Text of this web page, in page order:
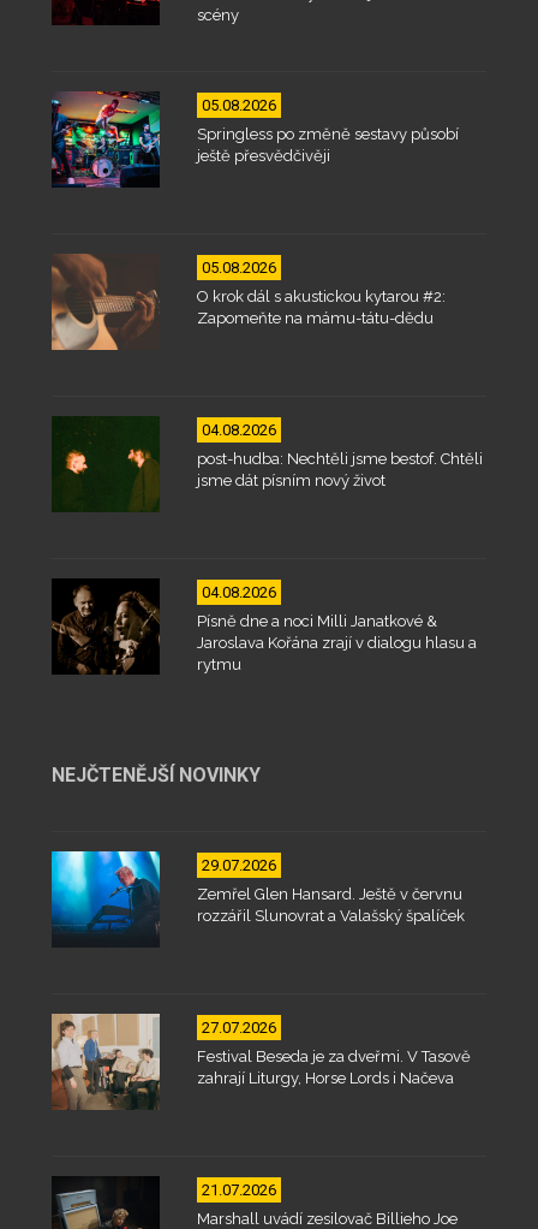
scény
05.08.2026
Springless po změně sestavy působí
ještě přesvědčivěji
05.08.2026
O krok dál s akustickou kytarou #2:
Zapomeňte na mámu-tátu-dědu
04.08.2026
post-hudba: Nechtěli jsme bestof. Chtěli
jsme dát písním nový život
04.08.2026
Písně dne a noci Milli Janatkové &
Jaroslava Kořána zrají v dialogu hlasu a
rytmu
NEJČTENĚJŠÍ NOVINKY
29.07.2026
Zemřel Glen Hansard. Ještě v červnu
rozzářil Slunovrat a Valašský špalíček
27.07.2026
Festival Beseda je za dveřmi. V Tasově
zahrají Liturgy, Horse Lords i Načeva
21.07.2026
Marshall uvádí zesilovač Billieho Joe